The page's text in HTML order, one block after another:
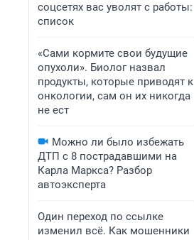
соцсетях вас уволят с работы:
список
«Сами кормите свои будущие
опухоли». Биолог назвал
продукты, которые приводят к
онкологии, сам он их никогда
не ест
Можно ли было избежать
ДТП с 8 пострадавшими на
Карла Маркса? Разбор
автоэксперта
Один переход по ссылке
изменил всё. Как мошенники